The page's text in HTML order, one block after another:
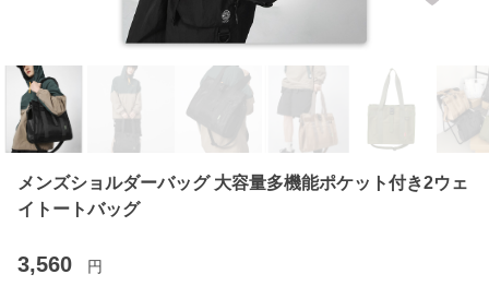
メンズショルダーバッグ 大容量多機能ポケット付き2ウェ
イトートバッグ
3,560 円